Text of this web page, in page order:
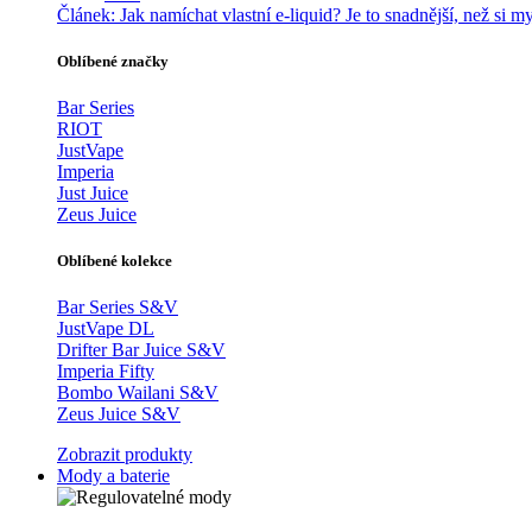
Článek: Jak namíchat vlastní e-liquid? Je to snadnější, než si
Oblíbené značky
Bar Series
RIOT
JustVape
Imperia
Just Juice
Zeus Juice
Oblíbené kolekce
Bar Series S&V
JustVape DL
Drifter Bar Juice S&V
Imperia Fifty
Bombo Wailani S&V
Zeus Juice S&V
Zobrazit produkty
Mody a baterie